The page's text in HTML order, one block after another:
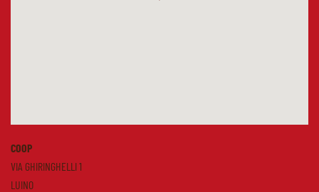
COOP
VIA GHIRINGHELLI 1
LUINO